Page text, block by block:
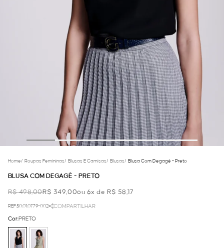
Home/ Roupas Femininas/ Blusas E Camisas/ Blusas/ Blusa Com Degagê - Preto
BLUSA COM DEGAGÊ - PRETO
R$ 498,00R$ 349,00ou 6x de R$ 58,17
REF.50.01.0779-002 COMPARTILHAR
Cor:PRETO